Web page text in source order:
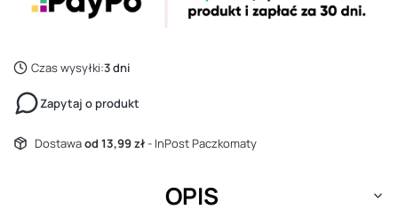
Czas wysyłki:3 dni
Zapytaj o produkt
Dostawaod 13,99 zł- InPost Paczkomaty
OPIS